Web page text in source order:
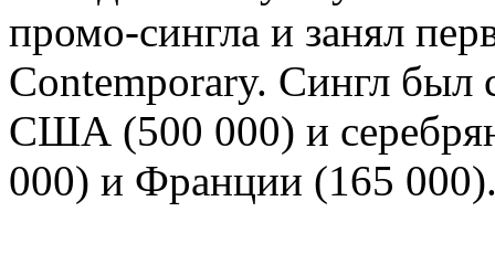
промо-сингла и занял
Contemporary. Сингл был
США (500 000) и
000) и Франции (165